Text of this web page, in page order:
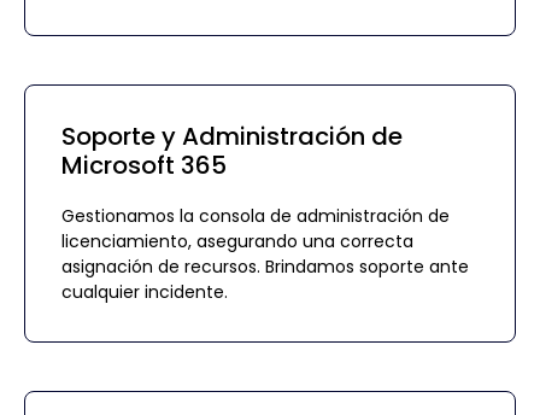
Soporte y Administración de
Microsoft 365
Gestionamos la consola de administración de
licenciamiento, asegurando una correcta
asignación de recursos. Brindamos soporte ante
cualquier incidente.